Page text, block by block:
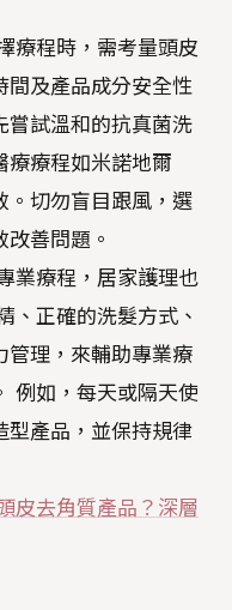
療程時，需考量頭皮
間及產品成分安全性
嘗試溫和的抗真菌洗
療療程如米諾地爾
。切勿盲目跟風，選
善問題。
業療程，居家護理也
、正確的洗髮方式、
管理，來輔助專業療
例如，每天或隔天使
型產品，並保持規律
皮去角質產品？深層